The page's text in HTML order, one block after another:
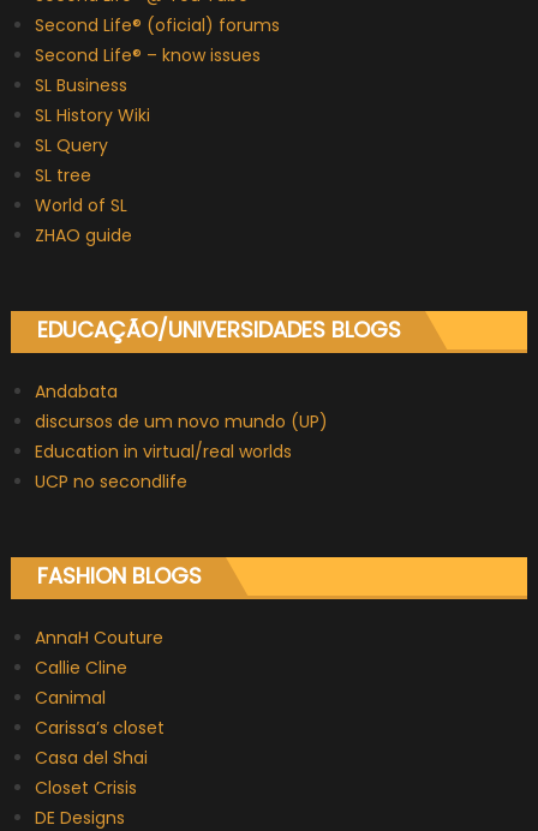
Second Life® (oficial) forums
Second Life® – know issues
SL Business
SL History Wiki
SL Query
SL tree
World of SL
ZHAO guide
EDUCAÇÃO/UNIVERSIDADES BLOGS
Andabata
discursos de um novo mundo (UP)
Education in virtual/real worlds
UCP no secondlife
FASHION BLOGS
AnnaH Couture
Callie Cline
Canimal
Carissa’s closet
Casa del Shai
Closet Crisis
DE Designs